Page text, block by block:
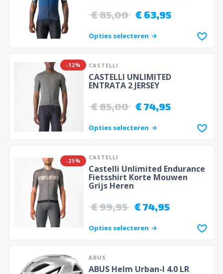
€85,00 €63,95
Opties selecteren
-12% CASTELLI
CASTELLI UNLIMITED
ENTRATA 2 JERSEY
€85,00 €74,95
Opties selecteren
-25% CASTELLI
Castelli Unlimited Endurance
Fietsshirt Korte Mouwen
Grijs Heren
€99,95 €74,95
Opties selecteren
ABUS
ABUS Helm Urban-I 4.0 LR